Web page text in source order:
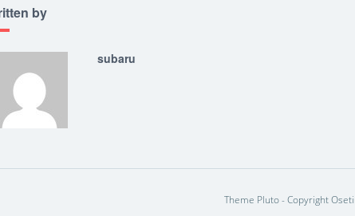
by
subaru
Theme Pluto - Copyright